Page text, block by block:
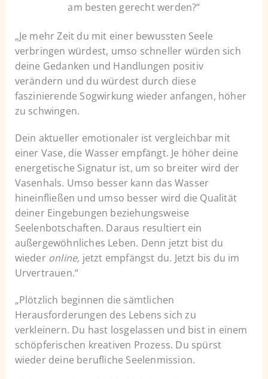
am besten gerecht werden?“
„Je mehr Zeit du mit einer bewussten Seele
verbringen würdest, umso schneller würden sich
deine Gedanken und Handlungen positiv
verändern und du würdest durch diese
faszinierende Sogwirkung wieder anfangen, höher
zu schwingen.
Dein aktueller emotionaler ist vergleichbar mit
einer Vase, die Wasser empfängt. Je höher deine
energetische Signatur ist, um so breiter wird der
Vasenhals. Umso besser kann das Wasser
hineinfließen und umso besser wird die Qualität
deiner Eingebungen beziehungsweise
Seelenbotschaften. Daraus resultiert ein
außergewöhnliches Leben. Denn jetzt bist du
wieder online, jetzt empfängst du. Jetzt bis du im
Urvertrauen.“
„Plötzlich beginnen die sämtlichen
Herausforderungen des Lebens sich zu
verkleinern. Du hast losgelassen und bist in einem
schöpferischen kreativen Prozess. Du spürst
wieder deine berufliche Seelenmission.